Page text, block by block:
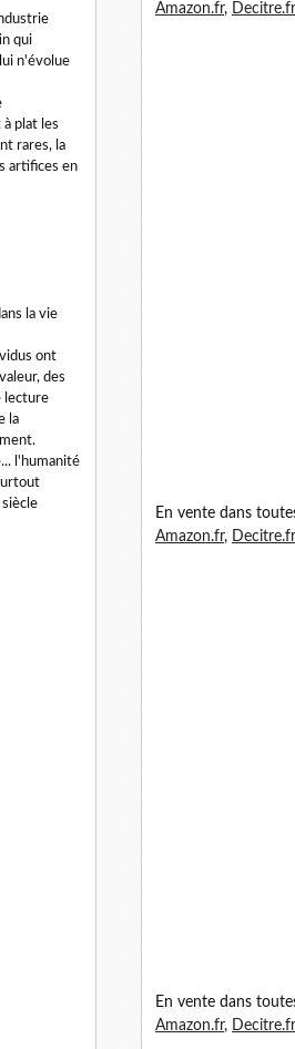
qui
n'évolue
plat les
rares, la
artifices en
la vie
ont
des
lecture
la
l'humanité
Amazon.fr, Decitre.fr
En vente dans
Amazon.fr, Decitre.fr
En vente dans
Amazon.fr, Decitre.fr